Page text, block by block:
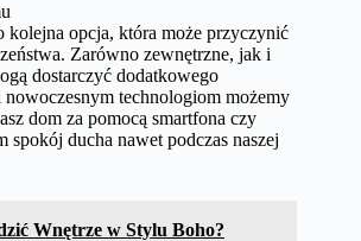
kolejna opcja, która może przyczynić
Zarówno zewnętrzne, jak i
dostarczyć dodatkowego
technologiom możemy
dom za pomocą smartfona czy
spokój ducha nawet podczas naszej
Wnętrze w Stylu Boho?